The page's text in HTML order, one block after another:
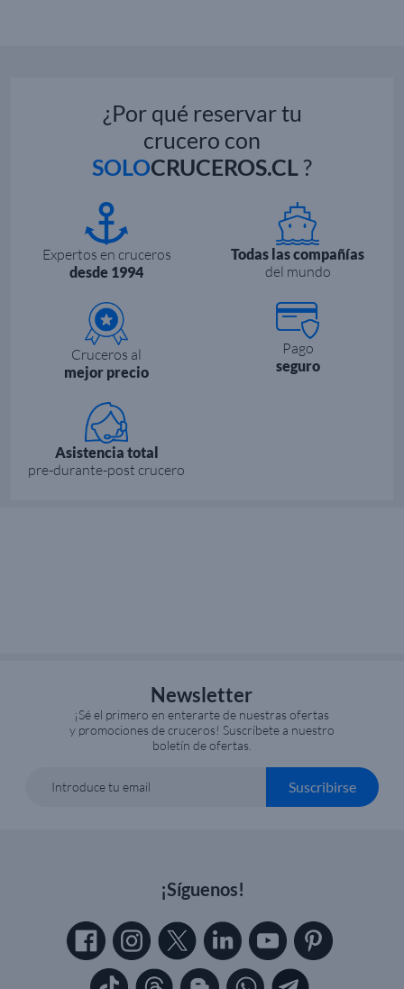
¿Por qué reservar tu
crucero con
SOLOCRUCEROS.CL?
Expertos en cruceros
desde 1994
Todas las compañías
del mundo
Cruceros al
mejor precio
Pago
seguro
Asistencia total
pre-durante-post crucero
Newsletter
¡Sé el primero en enterarte de nuestras ofertas
y promociones de cruceros! Suscríbete a nuestro
boletín de ofertas.
Introduce tu email Suscribirse
¡Síguenos!